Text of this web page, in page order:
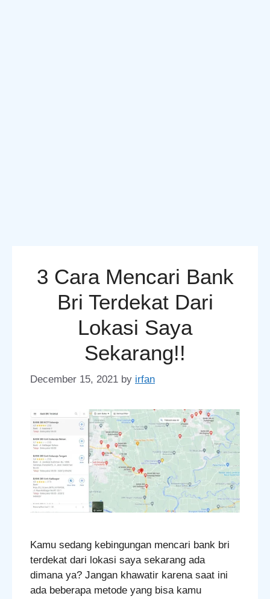
3 Cara Mencari Bank
Bri Terdekat Dari
Lokasi Saya
Sekarang!!
December 15, 2021 by irfan
Kamu sedang kebingungan mencari bank bri
terdekat dari lokasi saya sekarang ada
dimana ya? Jangan khawatir karena saat ini
ada beberapa metode yang bisa kamu